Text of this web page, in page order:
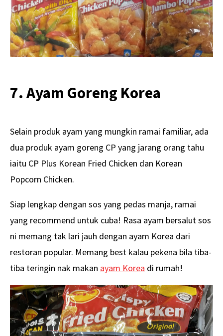
7. Ayam Goreng Korea
Selain produk ayam yang mungkin ramai familiar, ada
dua produk ayam goreng CP yang jarang orang tahu
iaitu CP Plus Korean Fried Chicken dan Korean
Popcorn Chicken.
Siap lengkap dengan sos yang pedas manja, ramai
yang recommend untuk cuba! Rasa ayam bersalut sos
ni memang tak lari jauh dengan ayam Korea dari
restoran popular. Memang best kalau pekena bila tiba-
tiba teringin nak makan ayam Korea di rumah!